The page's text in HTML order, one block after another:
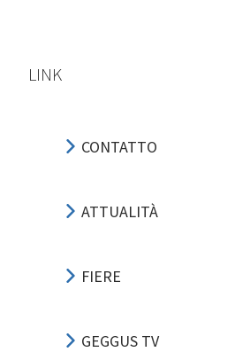
LINK
CONTATTO
ATTUALITÀ
FIERE
GEGGUS TV